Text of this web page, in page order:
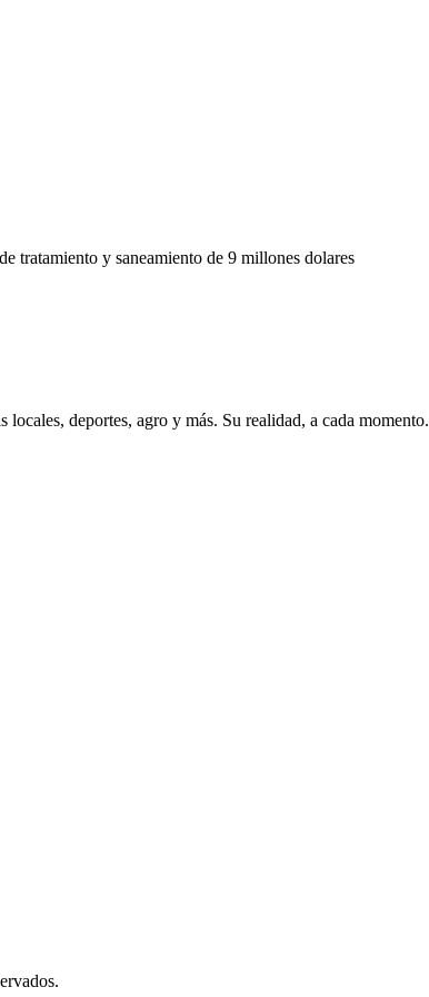
tratamiento y saneamiento de 9 millones dolares
deportes, agro y más. Su realidad, a cada momento.